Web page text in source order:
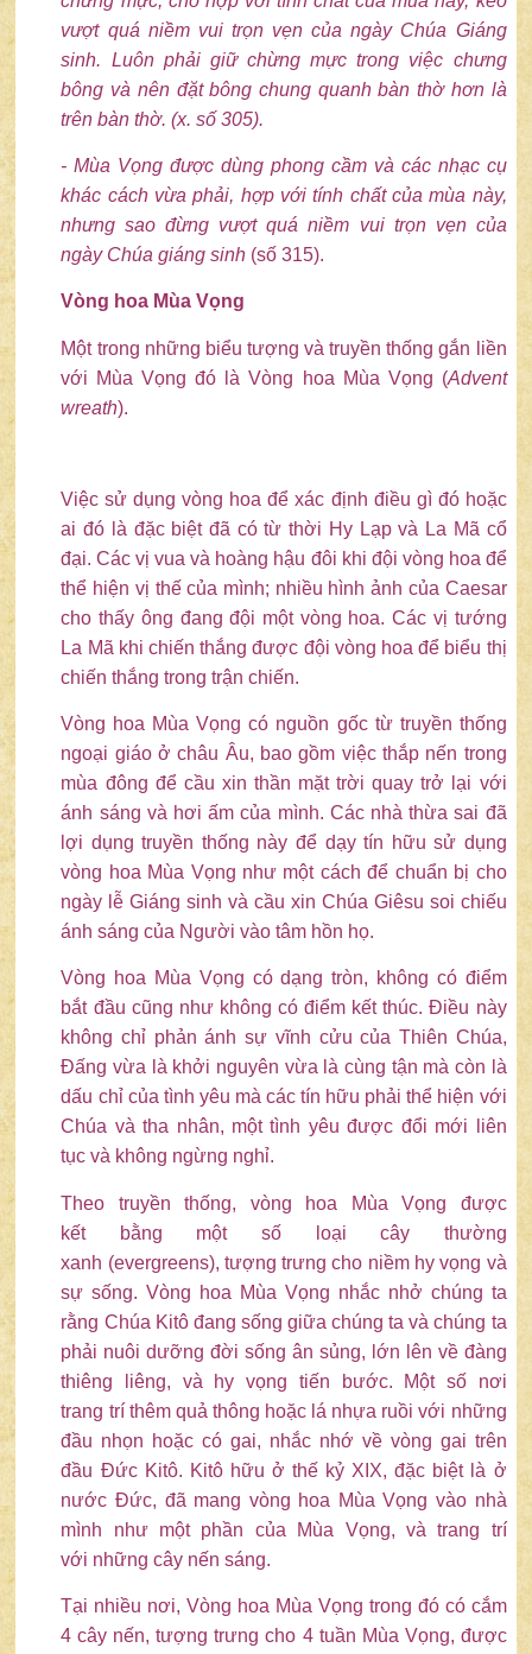
vượt quá niềm vui trọn vẹn của ngày Chúa Giáng
sinh. Luôn phải giữ chừng mực trong việc chưng
bông và nên đặt bông chung quanh bàn thờ hơn là
trên bàn thờ. (x. số305).
- Mùa Vọng được dùng phong cầm và các nhạc cụ
khác cách vừa phải, hợp với tính chất của mùa này,
nhưng sao đừng vượt quá niềm vui trọn vẹn của
ngày Chúa giáng sinh (số 315).
Vòng hoa Mùa Vọng
Một trong những biểu tượng và truyền thống gắn liền
với Mùa Vọng đó là Vòng hoa Mùa Vọng (Advent
wreath).
Việc sử dụng vòng hoa để xác định điều gì đó hoặc
ai đó là đặc biệt đã có từ thời Hy Lạp và La Mã cổ
đại. Các vị vua và hoàng hậu đôi khi đội vòng hoa để
thể hiện vị thế của mình; nhiều hình ảnh của Caesar
cho thấy ông đang đội một vòng hoa. Các vị tướng
La Mã khi chiến thắng được đội vòng hoa để biểu thị
chiến thắng trong trận chiến.
Vòng hoa Mùa Vọng có nguồn gốc từ truyền thống
ngoại giáo ở châu Âu, bao gồm việc thắp nến trong
mùa đông để cầu xin thần mặt trời quay trở lại với
ánh sáng và hơi ấm của mình. Các nhà thừa sai đã
lợi dụng truyền thống này để dạy tín hữu sử dụng
vòng hoa Mùa Vọng như một cách để chuẩn bị cho
ngày lễ Giáng sinh và cầu xin Chúa Giêsu soi chiếu
ánh sáng của Người vào tâm hồn họ.
Vòng hoa Mùa Vọng có dạng tròn, không có điểm
bắt đầu cũng như không có điểm kết thúc. Điều này
không chỉ phản ánh sự vĩnh cửu của Thiên Chúa,
Đấng vừa là khởi nguyên vừa là cùng tận mà còn là
dấu chỉ của tình yêu mà các tín hữu phải thể hiện với
Chúa và tha nhân, một tình yêu được đổi mới liên
tục và không ngừng nghỉ.
Theo truyền thống, vòng hoa Mùa Vọng được
kết bằng một số loại cây thường
xanh (evergreens), tượng trưng cho niềm hy vọng và
sự sống. Vòng hoa Mùa Vọng nhắc nhở chúng ta
rằng Chúa Kitô đang sống giữa chúng ta và chúng ta
phải nuôi dưỡng đời sống ân sủng, lớn lên về đàng
thiêng liêng, và hy vọng tiến bước. Một số nơi
trang trí thêm quả thông hoặc lá nhựa ruồi với những
đầu nhọn hoặc có gai, nhắc nhớ về vòng gai trên
đầu Đức Kitô. Kitô hữu ở thế kỷ XIX, đặc biệt là ở
nước Đức, đã mang vòng hoa Mùa Vọng vào nhà
mình như một phần của Mùa Vọng, và trang trí
với những cây nến sáng.
Tại nhiều nơi, Vòng hoa Mùa Vọng trong đó có cắm
4 cây nến, tượng trưng cho 4 tuần Mùa Vọng, được